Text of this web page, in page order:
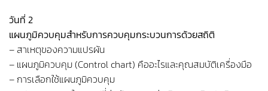
วันที่ 2
แผนภูมิควบคุมสำหรับการควบคุมกระบวนการด้วยสถิติ
– สาเหตุของความแปรผัน
– แผนภูมิควบคุม (Control chart) คืออะไรและคุณสมบัติเครื่องมือ
– การเลือกใช้แผนภูมิควบคุม